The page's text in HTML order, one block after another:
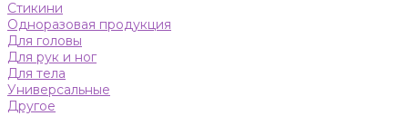
Стикини
Одноразовая продукция
Для головы
Для рук и ног
Для тела
Универсальные
Другое